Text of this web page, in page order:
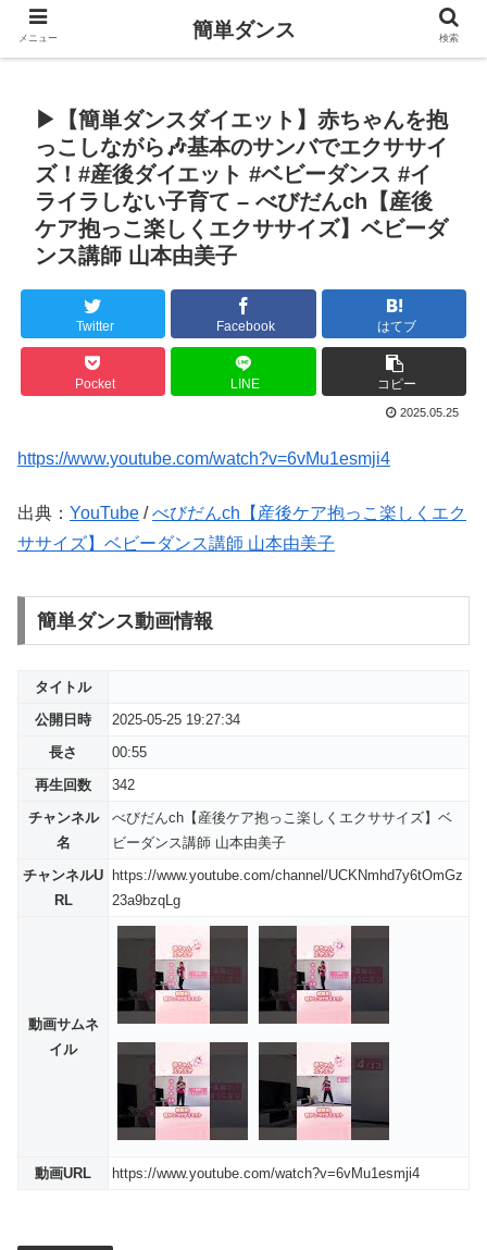
▶︎【簡単ダンスダイエット】赤ちゃんを抱
っこしながら🎶基本のサンバでエクササイ
ズ！#産後ダイエット #ベビーダンス #イ
ライラしない子育て – べびだんch【産後
ケア抱っこ楽しくエクササイズ】ベビーダ
ンス講師 山本由美子
Twitter Facebook はてブ
Pocket LINE コピー
2025.05.25
https://www.youtube.com/watch?v=6vMu1esmji4
出典： YouTube /べびだんch【産後ケア抱っこ楽しくエク
ササイズ】ベビーダンス講師 山本由美子
簡単ダンス動画情報
タイトル
公開日時
2025-05-25 19:27:34
長さ
00:55
再生回数
342
チャンネル
名
べびだんch【産後ケア抱っこ楽しくエクササイズ】ベ
ビーダンス講師 山本由美子
チャンネルU
RL
https://www.youtube.com/channel/UCKNmhd7y6tOmGz
23a9bzqLg
動画サムネ
イル
動画URL https://www.youtube.com/watch?v=6vMu1esmji4
メニュー 簡単ダンス 検索